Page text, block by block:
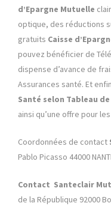
d’Epargne Mutuelle
optique, des réductions
gratuits Caisse
pouvez bénéficier de
dispense d’avance de
Assurances santé. Et
Santé selon Tableau
ainsi qu’une offre pour
Coordonnées de contact
Pablo Picasso 44000
Contact Santeclair
de la République 92000